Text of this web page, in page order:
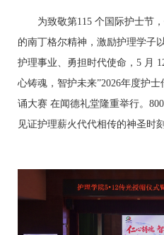
为致敬第115 个国际护士节
的南丁格尔精神，激励护理学子
护理事业、勇担时代使命，5 月
心铸魂，智护未来”2026年度护
诵大赛 在闻德礼堂隆重举行。
见证护理薪火代代相传的神圣时刻